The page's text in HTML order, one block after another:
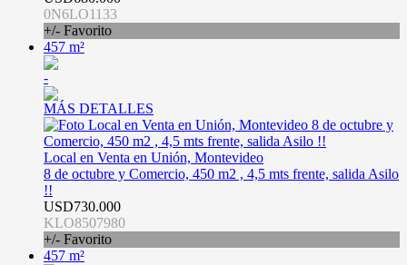
0N6LO1133
+/- Favorito
457 m²
-
MÁS DETALLES
Local en Venta en Unión, Montevideo
8 de octubre y Comercio, 450 m2 , 4,5 mts frente, salida Asilo
!!
USD730.000
KLO8507980
+/- Favorito
457 m²